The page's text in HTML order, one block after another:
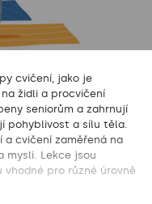
cvičení, jako je
židli a procvičení
seniorům a zahrnují
pohyblivost a sílu těla.
a cvičení zaměřená na
mysli. Lekce jsou
vhodné pro různé úrovně